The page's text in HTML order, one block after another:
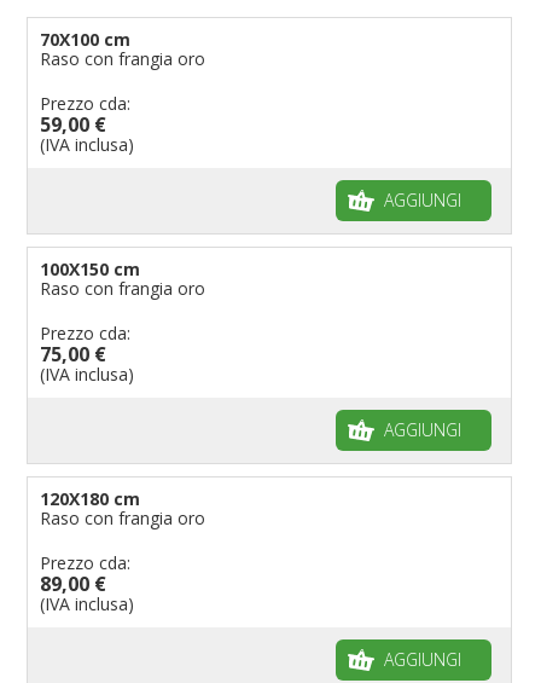
70X100 cm
Raso con frangia oro
Prezzo cda:
59,00 €
(IVA inclusa)
AGGIUNGI
100X150 cm
Raso con frangia oro
Prezzo cda:
75,00 €
(IVA inclusa)
AGGIUNGI
120X180 cm
Raso con frangia oro
Prezzo cda:
89,00 €
(IVA inclusa)
AGGIUNGI